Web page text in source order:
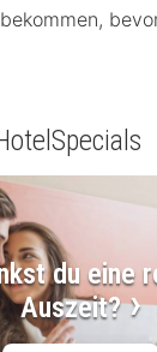
du eine
Auszeit?